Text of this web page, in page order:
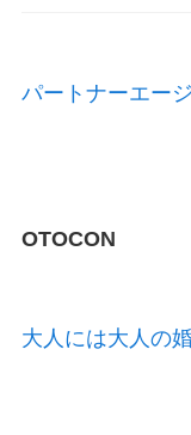
パートナーエー
OTOCON
大人には大人の